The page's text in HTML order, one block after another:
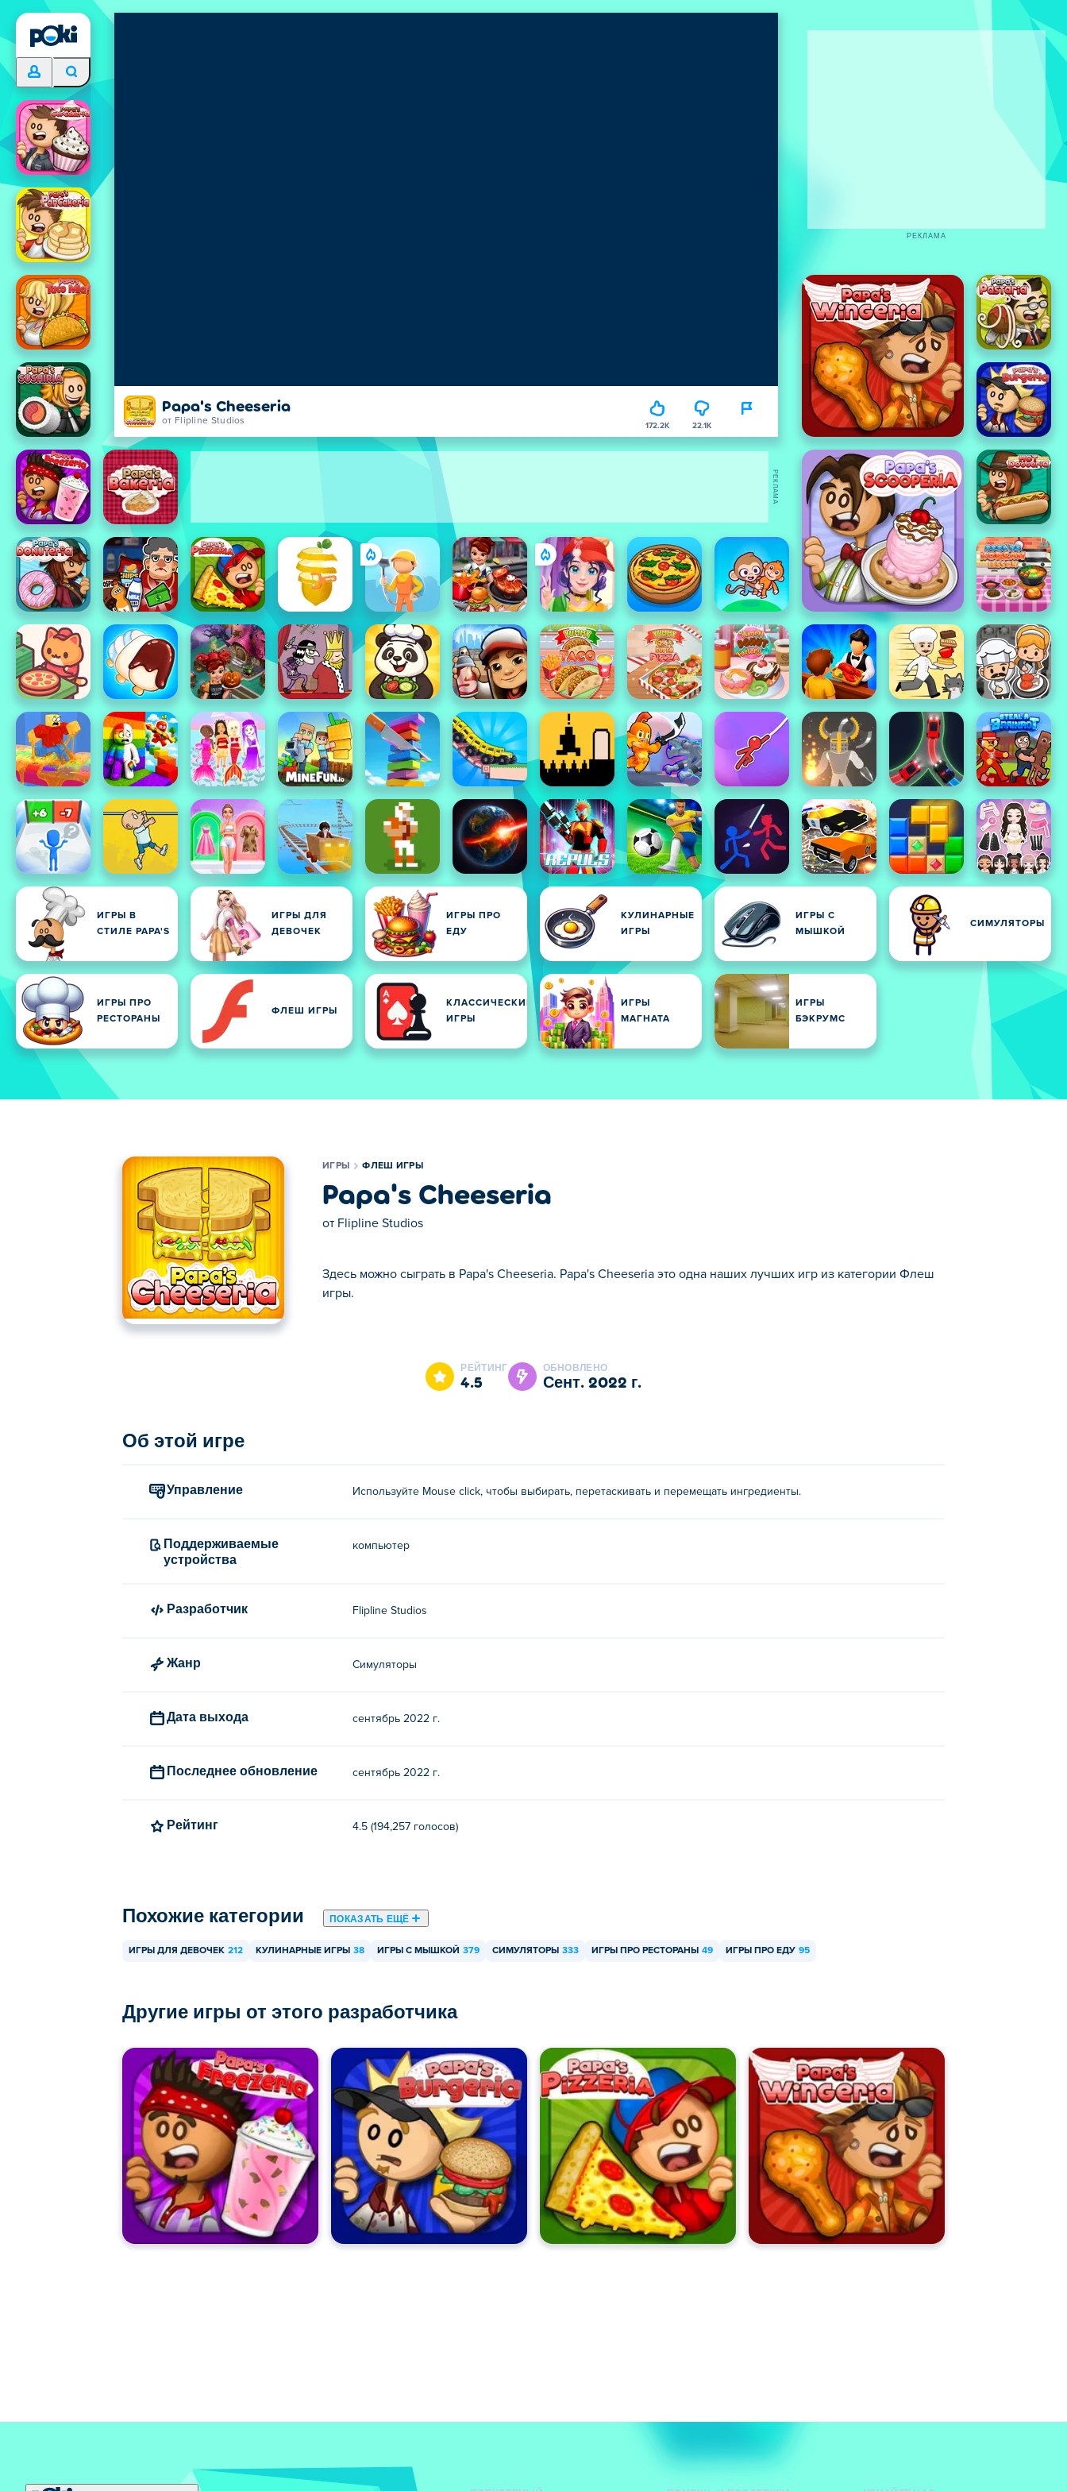
Papa's Cheeseria
от Flipline Studios 172.2K 22.1K
ИГРЫ В
СТИЛЕ PAPA'S
ИГРЫ ДЛЯ
ДЕВОЧЕК
ИГРЫ ПРО
ЕДУ
КУЛИНАРНЫЕ
ИГРЫ
ИГРЫ С
МЫШКОЙ
СИМУЛЯТОРЫ
ИГРЫ ПРО
РЕСТОРАНЫ
ФЛЕШ ИГРЫ
КЛАССИЧЕСКИЕ
ИГРЫ
ИГРЫ
МАГНАТА
ИГРЫ
БЭКРУМС
РЕКЛАМА
РЕКЛАМА
ИГРЫ ФЛЕШ ИГРЫ
Papa's Cheeseria
от Flipline Studios
Здесь можно сыграть в Papa's Cheeseria. Papa's Cheeseria это одна наших лучших игр из категории Флеш
игры.
Здесь можно сыграть в Papa's Cheeseria. Papa's Cheeseria это одна наших лучших игр из категории Флеш игры.
РЕЙТИНГ
4.5
ОБНОВЛЕНО
сент. 2022 г.
Об этой игре
Управление Используйте Mouse click, чтобы выбирать, перетаскивать и перемещать ингредиенты.
Поддерживаемые
устройства
компьютер
Разработчик Flipline Studios
Жанр Симуляторы
Дата выхода сентябрь 2022 г.
Последнее обновление сентябрь 2022 г.
Рейтинг 4.5 (194,257 голосов)
Похожие категории ПОКАЗАТЬ ЕЩЁ
ИГРЫ ДЛЯ ДЕВОЧЕК 212 КУЛИНАРНЫЕ ИГРЫ 38 ИГРЫ С МЫШКОЙ 379 СИМУЛЯТОРЫ 333 ИГРЫ ПРО РЕСТОРАНЫ 49 ИГРЫ ПРО ЕДУ 95
Другие игры от этого разработчика